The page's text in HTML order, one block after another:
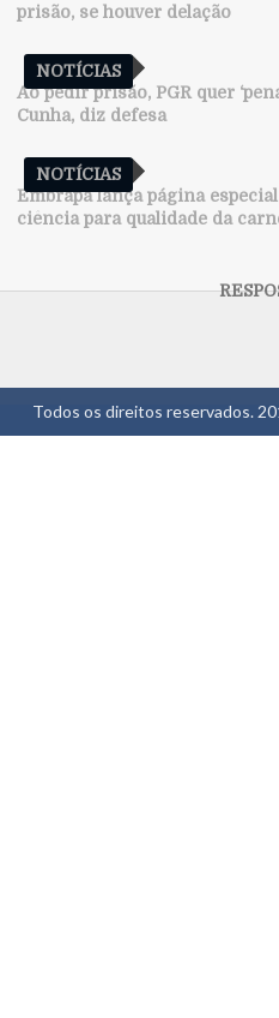
prisão, se houver delação
NOTÍCIAS
Ao pedir prisão, PGR quer
Cunha, diz defesa
NOTÍCIAS
Embrapa lança página
ciência para qualidade da
Todos os direitos reservados.